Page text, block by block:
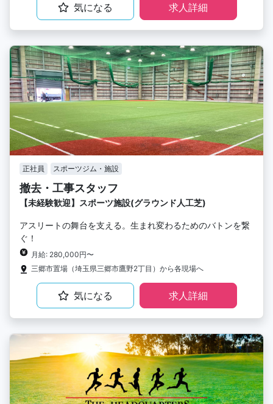
気になる 求人詳細
正社員 スポーツジム・施設
撤去・工事スタッフ
【未経験歓迎】スポーツ施設(グラウンド人工芝)
アスリートの舞台を支える。生まれ変わるためのバトンを繋
ぐ！
月給: 280,000円〜
三郷市置場（埼玉県三郷市鷹野2丁目）から各現場へ
気になる 求人詳細